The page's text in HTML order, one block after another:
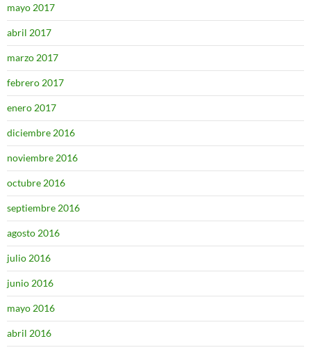
mayo 2017
abril 2017
marzo 2017
febrero 2017
enero 2017
diciembre 2016
noviembre 2016
octubre 2016
septiembre 2016
agosto 2016
julio 2016
junio 2016
mayo 2016
abril 2016